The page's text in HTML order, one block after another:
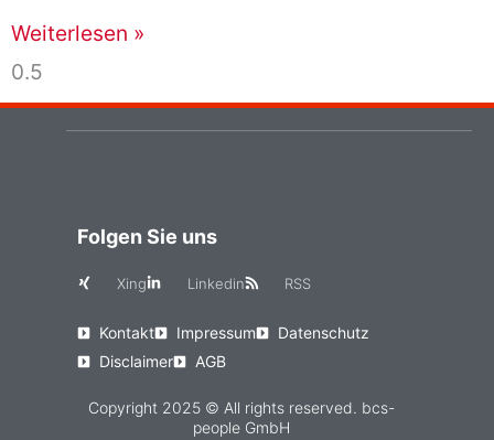
Weiterlesen »
Folgen Sie uns
Xing Linkedin RSS
Kontakt Impressum
Datenschutz
Disclaimer
AGB
Copyright 2025 © All rights reserved. bcs-
people GmbH